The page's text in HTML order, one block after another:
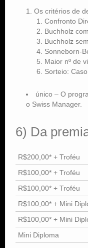
Os critérios de
Confronto
Buchholz
Buchholz
Sonneborn-
Maior nº de
Sorteio:
único – O
o Swiss Manager.
6) Da
R$200,00* + Troféu
R$100,00* + Troféu
R$100,00* + Troféu
R$100,00* + Mini
R$100,00* + Mini
Mini Diploma